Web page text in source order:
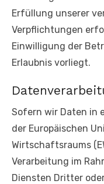
Erfüllung unserer
Verpflichtungen
Einwilligung der
Erlaubnis vorliegt.
Sofern wir Daten in
der Europäischen
Wirtschaftsraums
Verarbeitung im
Diensten Dritter